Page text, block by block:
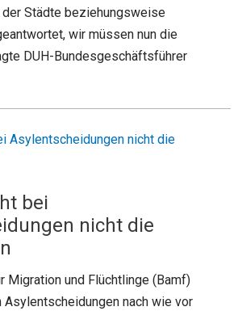
Städte beziehungsweise
wir müssen nun die
DUH-Bundesgeschäftsführer
bei
nicht die
Migration und Flüchtlinge (Bamf)
nach wie vor